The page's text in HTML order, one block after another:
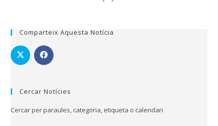
Comparteix Aquesta Notícia
Cercar Notícies
Cercar per paraules, categoria, etiqueta o calendari